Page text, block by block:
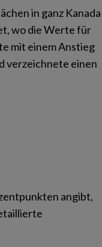
in ganz Kanada
wo die Werte für
mit einem Anstieg
verzeichnete einen
angibt,